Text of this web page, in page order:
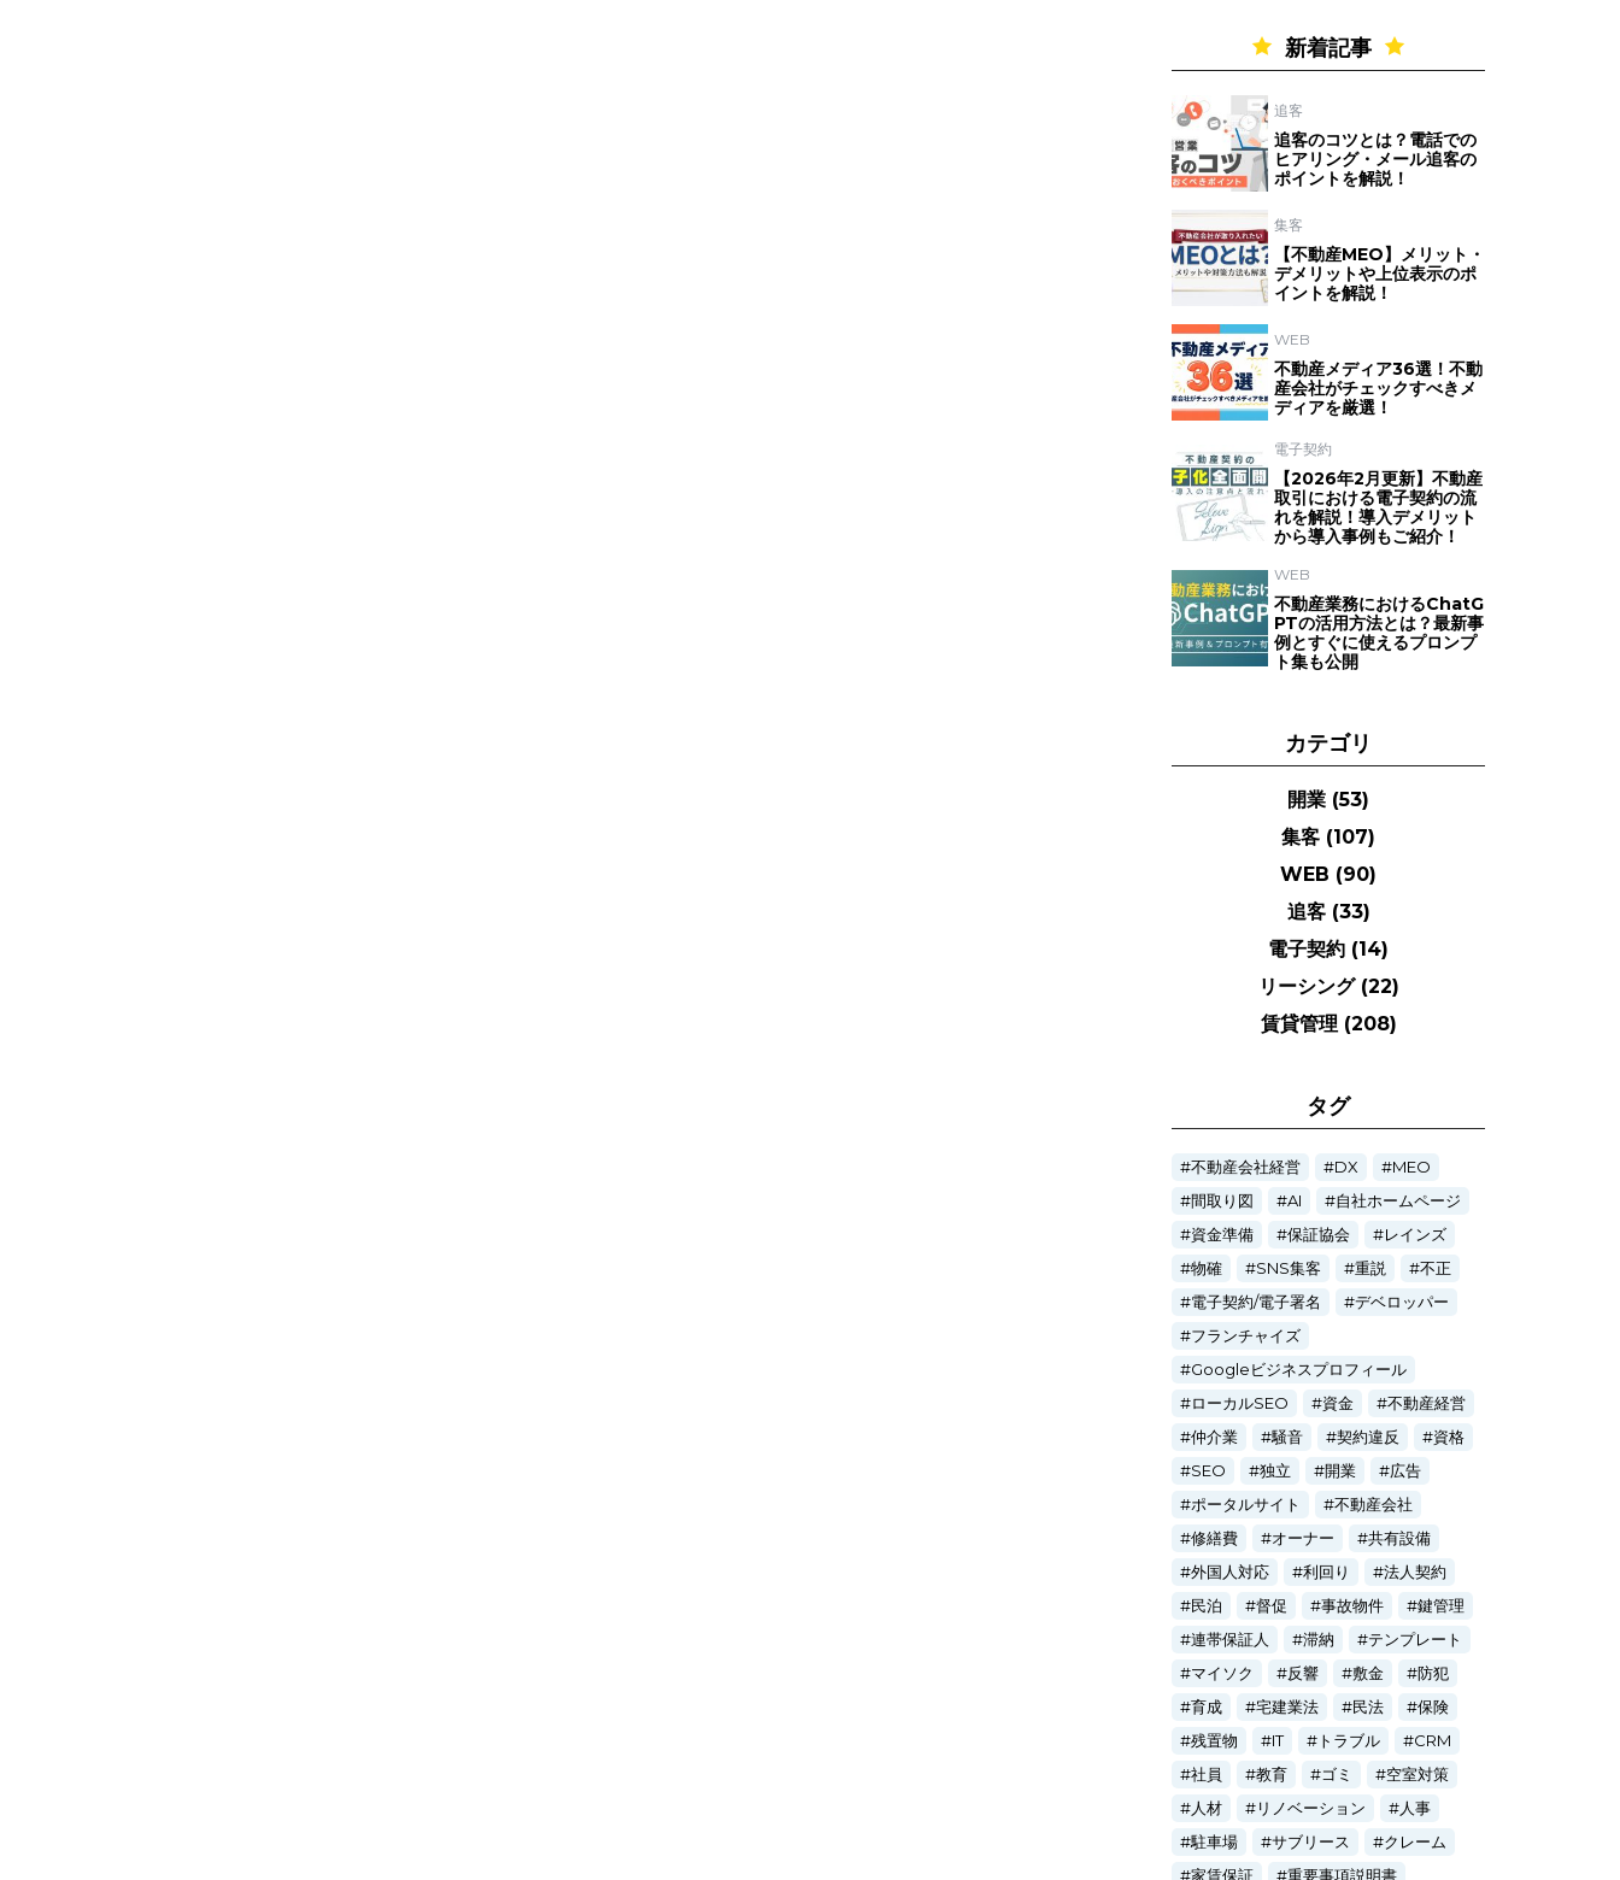
新着記事
追客
追客のコツとは？電話での
ヒアリング・メール追客の
ポイントを解説！
集客
【不動産MEO】メリット・
デメリットや上位表示のポ
イントを解説！
WEB
不動産メディア36選！不動
産会社がチェックすべきメ
ディアを厳選！
電子契約
【2026年2月更新】不動産
取引における電子契約の流
れを解説！導入デメリット
から導入事例もご紹介！
WEB
不動産業務におけるChatG
PTの活用方法とは？最新事
例とすぐに使えるプロンプ
ト集も公開
カテゴリ
開業 (53)
集客 (107)
WEB (90)
追客 (33)
電子契約 (14)
リーシング (22)
賃貸管理 (208)
タグ
不動産会社経営 DX
MEO
間取り図
AI
自社ホームページ
資金準備
保証協会
レインズ
物確
SNS集客 重説
不正
電子契約/電子署名
デベロッパー
フランチャイズ
Googleビジネスプロフィール
ローカルSEO
資金
不動産経営
仲介業
騒音 契約違反
資格
SEO
独立 開業
広告
ポータルサイト
不動産会社
修繕費
オーナー
共有設備
外国人対応
利回り
法人契約
民泊
督促 事故物件
鍵管理
連帯保証人
滞納
テンプレート
マイソク
反響 敷金
防犯
育成
宅建業法 民法
保険
残置物
IT トラブル
CRM
社員
教育 ゴミ
空室対策
人材
リノベーション
人事
駐車場
サブリース
クレーム
家賃保証
重要事項説明書